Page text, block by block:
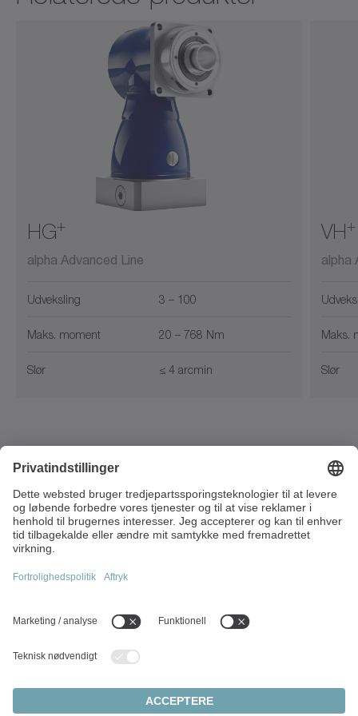
HG+
alpha Advanced Line
Udveksling 3 – 100
Maks. moment 20 – 768 Nm
Slør ≤ 4 arcmin
VH+
alpha
Maks.
Slør
234 31 Lomma
Sverige
Topemner:
Produktoversigt
Servogear